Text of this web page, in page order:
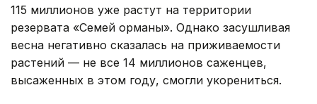
115 миллионов уже растут на территории
резервата «Семей орманы». Однако засушливая
весна негативно сказалась на приживаемости
растений — не все 14 миллионов саженцев,
высаженных в этом году, смогли укорениться.